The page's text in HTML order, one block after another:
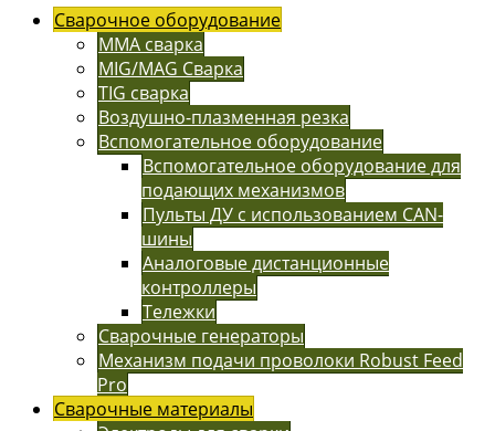
Сварочное оборудование
MMA сварка
MIG/MAG Сварка
TIG сварка
Воздушно-плазменная резка
Вспомогательное оборудование
Вспомогательное оборудование для
подающих механизмов
Пульты ДУ с использованием CAN-
шины
Аналоговые дистанционные
контроллеры
Тележки
Сварочные генераторы
Механизм подачи проволоки Robust Feed
Pro
Сварочные материалы